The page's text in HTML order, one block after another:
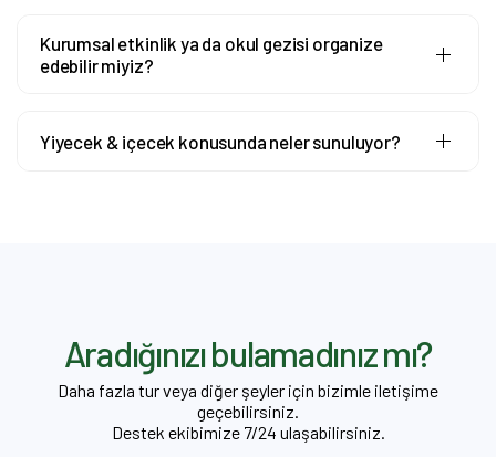
Kurumsal etkinlik ya da okul gezisi organize
edebilir miyiz?
Yiyecek & içecek konusunda neler sunuluyor?
Aradığınızı bulamadınız mı?
Daha fazla tur veya diğer şeyler için bizimle iletişime
geçebilirsiniz.
Destek ekibimize 7/24 ulaşabilirsiniz.